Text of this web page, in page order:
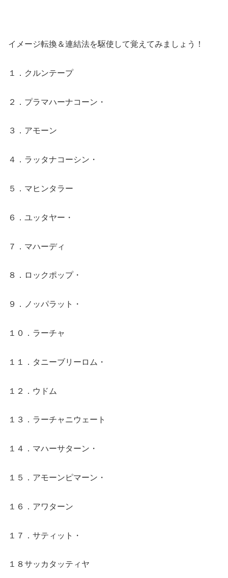
イメージ転換＆連結法を駆使して覚えてみましょう！
１．クルンテープ
２．プラマハーナコーン・
３．アモーン
４．ラッタナコーシン・
５．マヒンタラー
６．ユッタヤー・
７．マハーディ
８．ロックポップ・
９．ノッパラット・
１０．ラーチャ
１１．タニーブリーロム・
１２．ウドム
１３．ラーチャニウェート
１４．マハーサターン・
１５．アモーンピマーン・
１６．アワターン
１７．サティット・
１８サッカタッティヤ